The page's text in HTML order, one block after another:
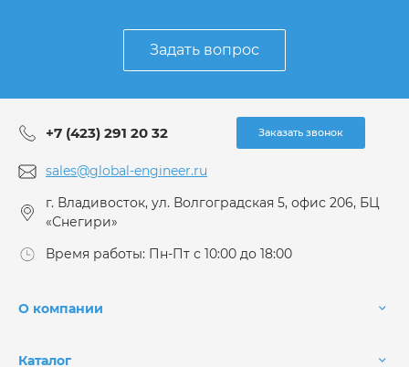
Задать вопрос
+7 (423) 291 20 32 Заказать звонок
sales@global-engineer.ru
г. Владивосток, ул. Волгоградская 5, офис 206, БЦ
«Снегири»
Время работы: Пн-Пт с 10:00 до 18:00
О компании
Каталог